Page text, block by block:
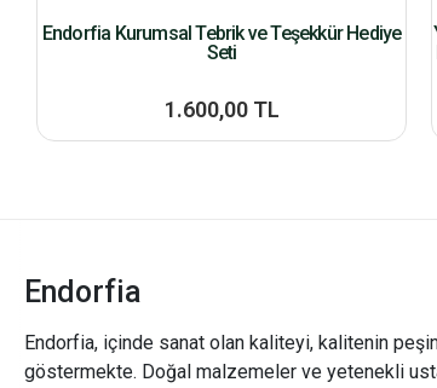
Endorfia Kurumsal Tebrik ve Teşekkür Hediye
Seti
1.600,00 TL
Endorfia
Endorfia, içinde sanat olan kaliteyi, kalitenin
göstermekte. Doğal malzemeler ve yetenekli